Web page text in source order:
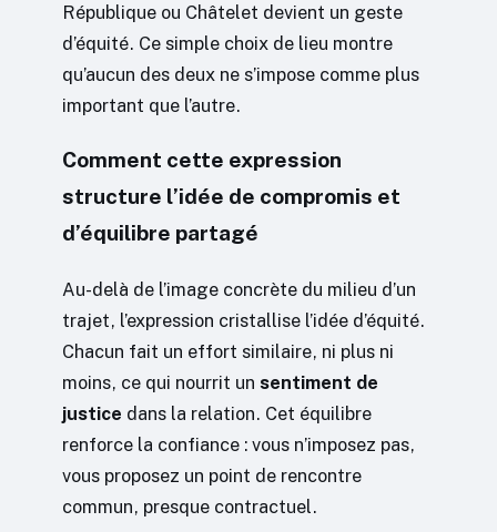
République ou Châtelet devient un geste
d’équité. Ce simple choix de lieu montre
qu’aucun des deux ne s’impose comme plus
important que l’autre.
Comment cette expression
structure l’idée de compromis et
d’équilibre partagé
Au-delà de l’image concrète du milieu d’un
trajet, l’expression cristallise l’idée d’équité.
Chacun fait un effort similaire, ni plus ni
moins, ce qui nourrit un sentiment de
justice dans la relation. Cet équilibre
renforce la confiance : vous n’imposez pas,
vous proposez un point de rencontre
commun, presque contractuel.